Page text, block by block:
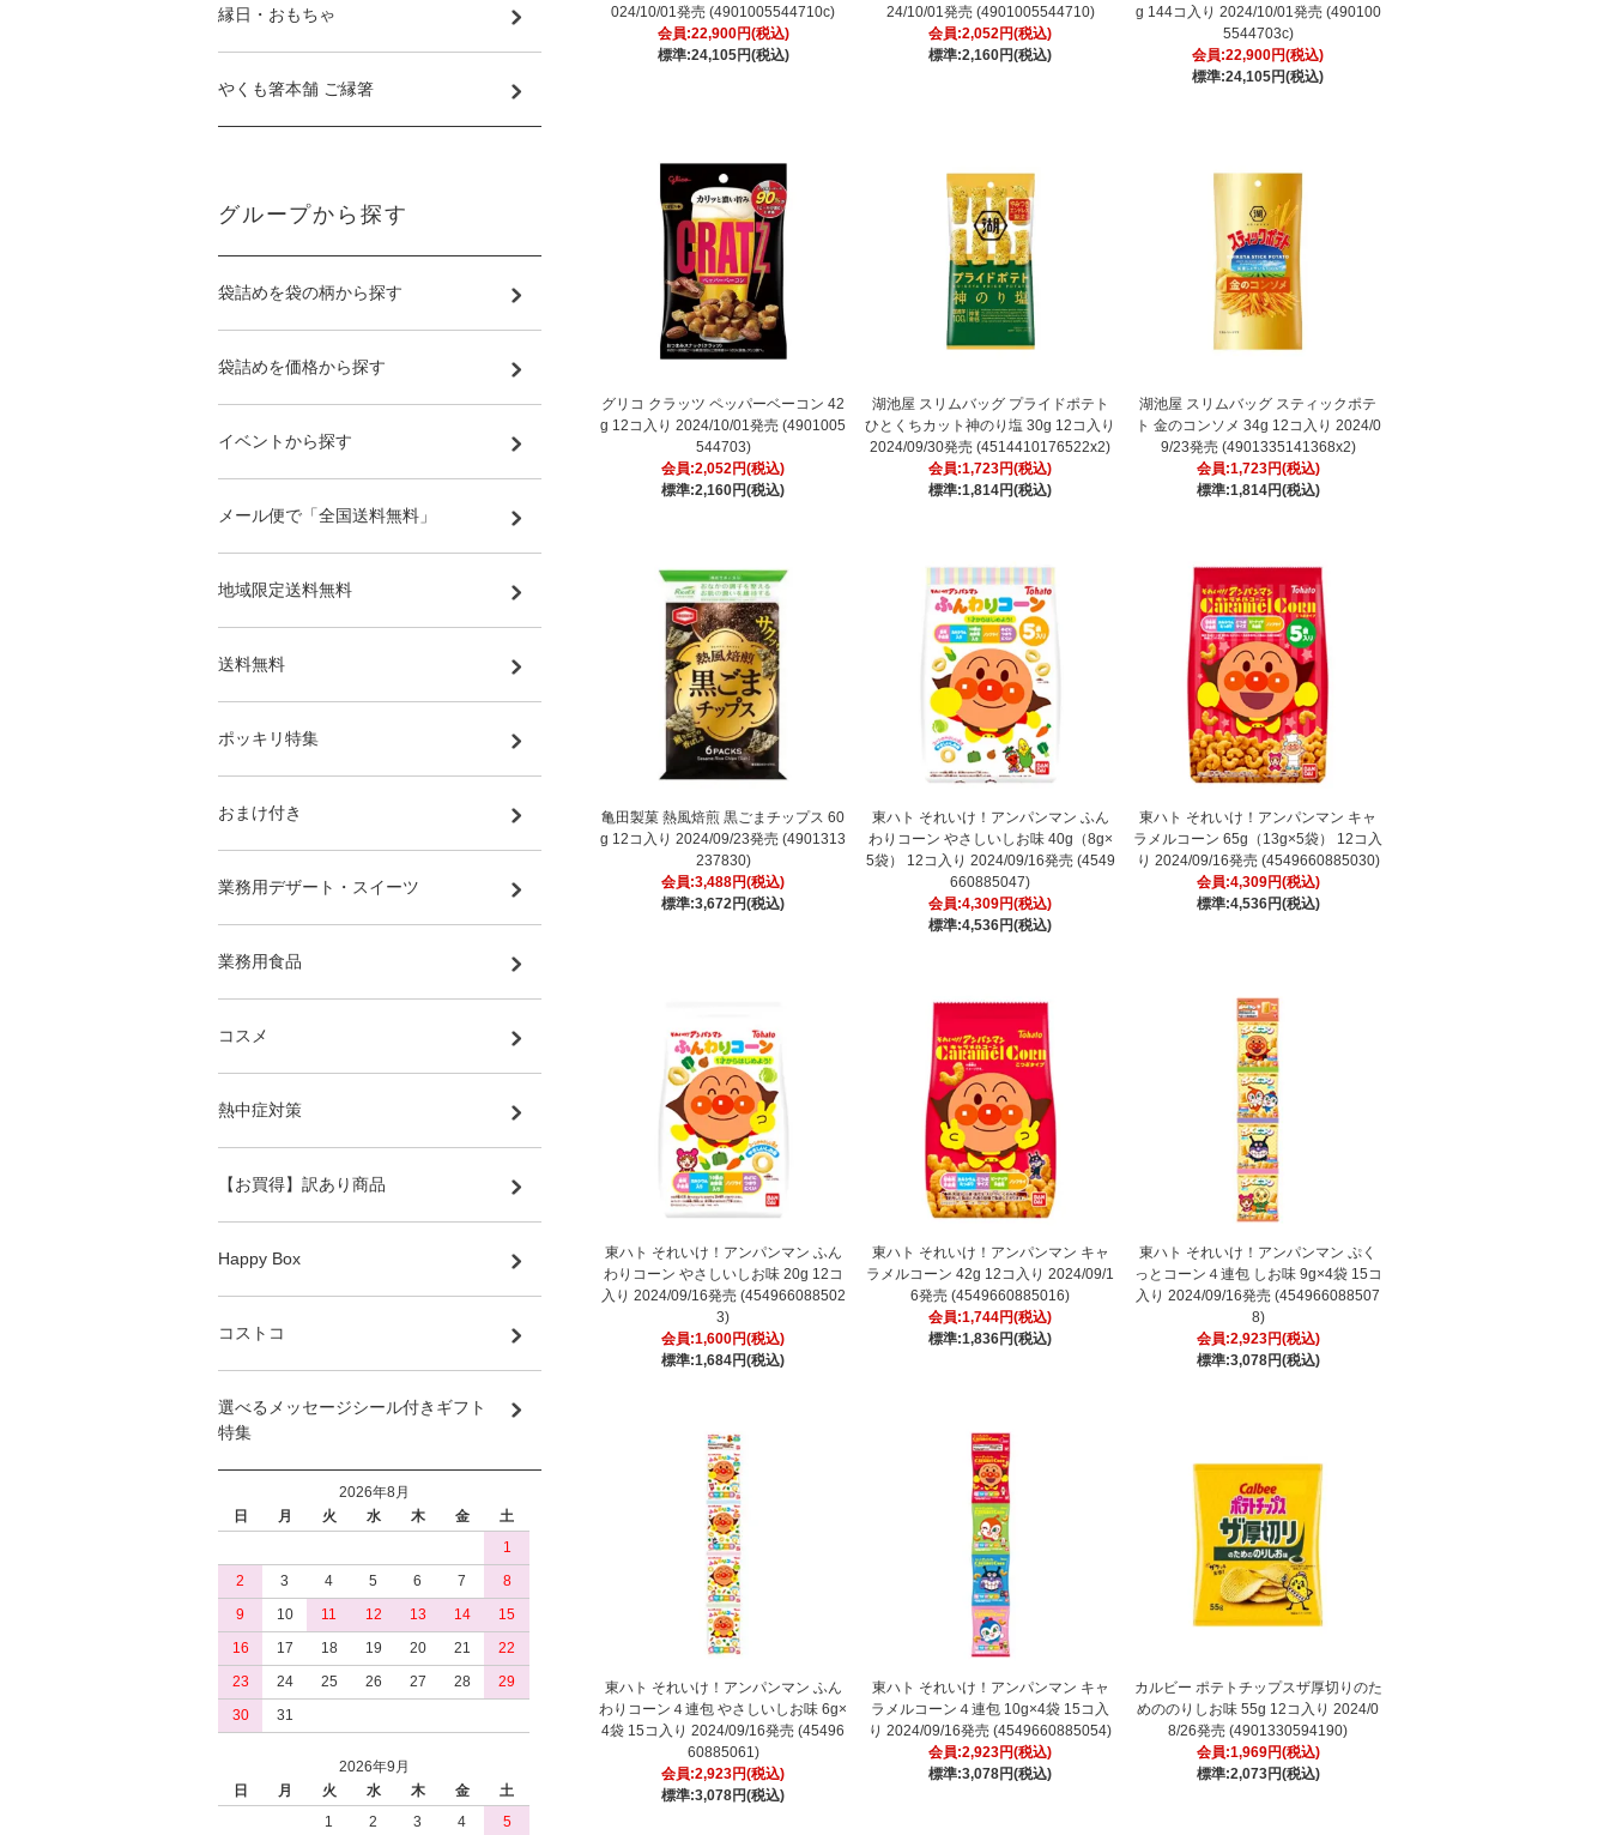
024/10/01発売 (4901005544710c)
会員:22,900円(税込)
標準:24,105円(税込)
24/10/01発売 (4901005544710)
会員:2,052円(税込)
標準:2,160円(税込)
g 144コ入り 2024/10/01発売 (490100
5544703c)
会員:22,900円(税込)
標準:24,105円(税込)
グリコ クラッツ ペッパーベーコン 42
g 12コ入り 2024/10/01発売 (4901005
544703)
会員:2,052円(税込)
標準:2,160円(税込)
湖池屋 スリムバッグ プライドポテト
ひとくちカット神のり塩 30g 12コ入り
2024/09/30発売 (4514410176522x2)
会員:1,723円(税込)
標準:1,814円(税込)
湖池屋 スリムバッグ スティックポテ
ト 金のコンソメ 34g 12コ入り 2024/0
9/23発売 (4901335141368x2)
会員:1,723円(税込)
標準:1,814円(税込)
亀田製菓 熱風焙煎 黒ごまチップス 60
g 12コ入り 2024/09/23発売 (4901313
237830)
会員:3,488円(税込)
標準:3,672円(税込)
東ハト それいけ！アンパンマン ふん
わりコーン やさしいしお味 40g（8g×
5袋） 12コ入り 2024/09/16発売 (4549
660885047)
会員:4,309円(税込)
標準:4,536円(税込)
東ハト それいけ！アンパンマン キャ
ラメルコーン 65g（13g×5袋） 12コ入
り 2024/09/16発売 (4549660885030)
会員:4,309円(税込)
標準:4,536円(税込)
東ハト それいけ！アンパンマン ふん
わりコーン やさしいしお味 20g 12コ
入り 2024/09/16発売 (454966088502
3)
会員:1,600円(税込)
標準:1,684円(税込)
東ハト それいけ！アンパンマン キャ
ラメルコーン 42g 12コ入り 2024/09/1
6発売 (4549660885016)
会員:1,744円(税込)
標準:1,836円(税込)
東ハト それいけ！アンパンマン ぷく
っとコーン４連包 しお味 9g×4袋 15コ
入り 2024/09/16発売 (454966088507
8)
会員:2,923円(税込)
標準:3,078円(税込)
東ハト それいけ！アンパンマン ふん
わりコーン４連包 やさしいしお味 6g×
4袋 15コ入り 2024/09/16発売 (45496
60885061)
会員:2,923円(税込)
標準:3,078円(税込)
東ハト それいけ！アンパンマン キャ
ラメルコーン４連包 10g×4袋 15コ入
り 2024/09/16発売 (4549660885054)
会員:2,923円(税込)
標準:3,078円(税込)
カルビー ポテトチップスザ厚切りのた
めののりしお味 55g 12コ入り 2024/0
8/26発売 (4901330594190)
会員:1,969円(税込)
標準:2,073円(税込)
縁日・おもちゃ
やくも箸本舗 ご縁箸
グループから探す
袋詰めを袋の柄から探す
袋詰めを価格から探す
イベントから探す
メール便で「全国送料無料」
地域限定送料無料
送料無料
ポッキリ特集
おまけ付き
業務用デザート・スイーツ
業務用食品
コスメ
熱中症対策
【お買得】訳あり商品
Happy Box
コストコ
選べるメッセージシール付きギフト
特集
2026年8月
日
月 火 水 木 金
土
1
2
3 4 5 6 7
8
9
10 11 12 13 14
15
16
17 18 19 20 21
22
23
24 25 26 27 28
29
30
31
2026年9月
日
月 火 水 木 金
土
1
2 3 4 5